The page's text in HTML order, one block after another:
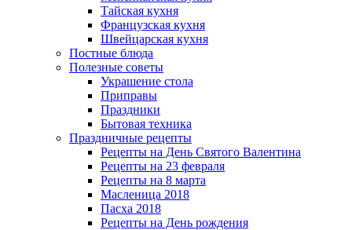
Тайская кухня
Французская кухня
Швейцарская кухня
Постные блюда
Полезные советы
Украшение стола
Приправы
Праздники
Бытовая техника
Праздничные рецепты
Рецепты на День Святого Валентина
Рецепты на 23 февраля
Рецепты на 8 марта
Масленица 2018
Пасха 2018
Рецепты на День рождения